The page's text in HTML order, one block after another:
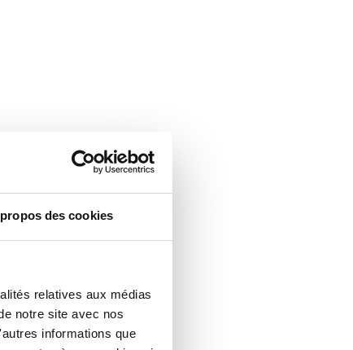
des cookies
relatives aux médias
notre site avec nos
informations que